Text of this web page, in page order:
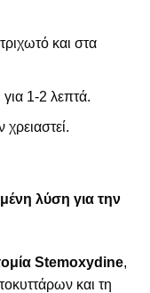
και στα
1-2 λεπτά.
λύση για την
Stemoxydine,
και τη